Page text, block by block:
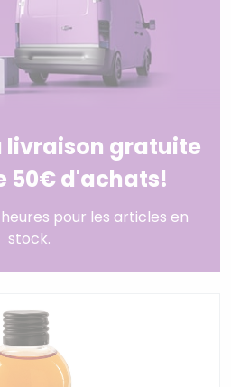
livraison gratuite
50€ d'achats!
pour les articles en
stock.